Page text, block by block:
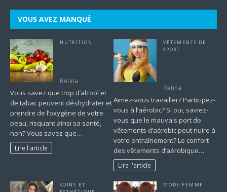
VOUS AVEZ MANQUÉ
NUTRITION
Betina
Vous savez que trop d’alcool et
de tabac peuvent déshydrater et
prendre de l’oxygène de votre
peau, risquant ainsi sa santé,
non? Vous savez que…
Lire l'article
VÊTEMENTS DE
SPORT
Betina
Aimez-vous travailler? Participez-
vous à l’aérobic? Si oui, saviez-
vous que le mauvais port de
vêtements d’aérobic peut nuire à
votre entraînement? Le confort
des vêtements d’aérobique…
Lire l'article
SOINS ET
MODE FEMME